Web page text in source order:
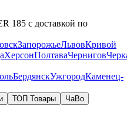
185 с доставкой по
ЗапорожьеЛьвовКривой
ХерсонПолтаваЧернигов
БердянскУжгородКаменец-
ТОП Товары
ЧаВо